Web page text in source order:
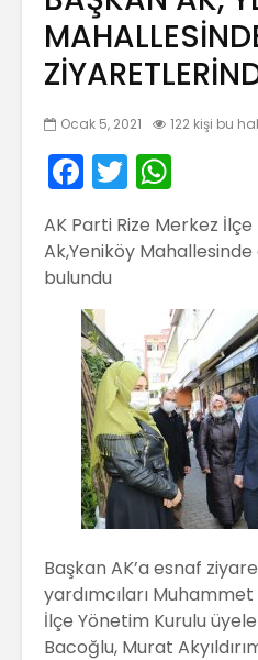
Ocak 5, 2021 122 kişi bu
F
a
c
e
b
o
o
k
T
w
itt
er
h
a
A
p
p
AK Parti Rize Merkez İlçe
Ak,Yeniköy
bulundu
Başkan AK’a esnaf
yardımcıları
İlçe Yönetim Kurulu
Bacoğlu, Murat